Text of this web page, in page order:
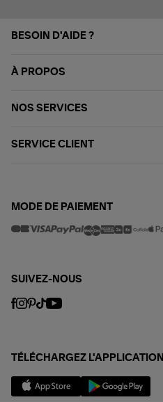
BESOIN D'AIDE ?
À PROPOS
NOS SERVICES
SERVICE CLIENT
MODE DE PAIEMENT
SUIVEZ-NOUS
TÉLÉCHARGEZ L'APPLICATION